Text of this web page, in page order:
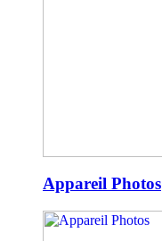
Appareil Photos